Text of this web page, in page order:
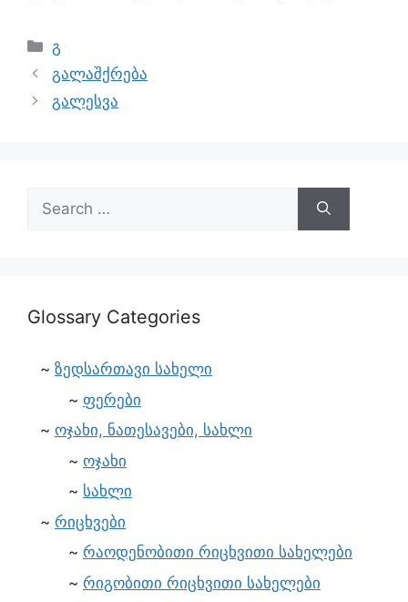
გ
გალაშქრება
გალესვა
Glossary Categories
ზედსართავი სახელი
ფერები
ოჯახი, ნათესავები, სახლი
ოჯახი
სახლი
რიცხვები
რაოდენობითი რიცხვითი სახელები
რიგობითი რიცხვითი სახელები